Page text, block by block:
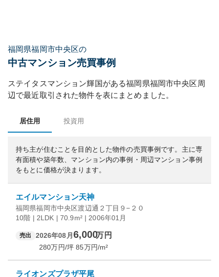
福岡県福岡市中央区の
中古マンション売買事例
ステイタスマンション輝国 がある福岡県福岡市中央区 周
辺で最近取引された物件を表にまとめました。
居住用 投資用
持ち主が住むことを目的とした物件の売買事例です。 主に専
有面積や築年数、マンション内の事例・周辺マンション事例
をもとに価格が決まります。
エイルマンション天神
福岡県福岡市中央区渡辺通２丁目９−２０
10階 | 2LDK | 70.9m² | 2006年01月
売出 2026年08月 6,000万円
280万円/坪 85万円/m²
ライオンズプラザ平尾